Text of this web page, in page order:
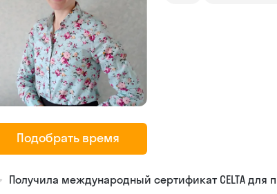
Подобрать время
Получила международный сертификат CELTA для